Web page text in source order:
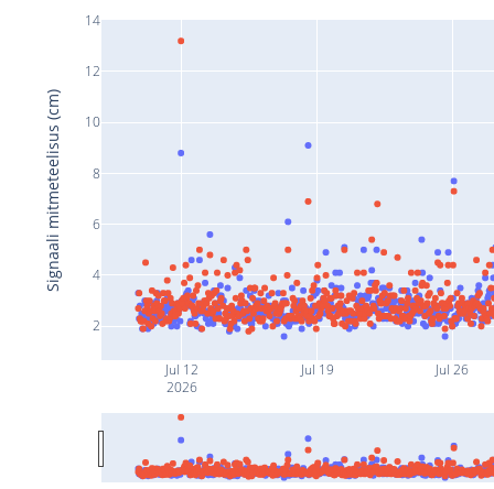
Jul 12
2026
Jul 19 Jul 26
2
4
6
8
10
12
14
Signaali mitmeteelisus (cm)